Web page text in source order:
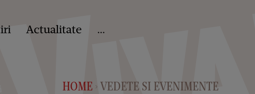
Actualitate ...
HOME > VEDETE SI EVENIMENTE